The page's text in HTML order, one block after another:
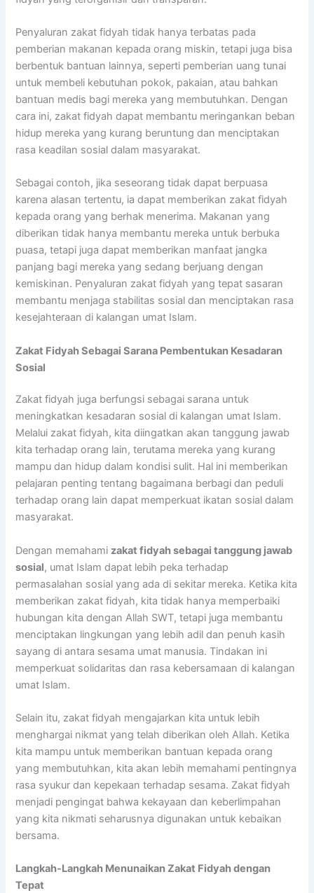
Penyaluran zakat fidyah tidak hanya terbatas pada
pemberian makanan kepada orang miskin, tetapi juga bisa
berbentuk bantuan lainnya, seperti pemberian uang tunai
untuk membeli kebutuhan pokok, pakaian, atau bahkan
bantuan medis bagi mereka yang membutuhkan. Dengan
cara ini, zakat fidyah dapat membantu meringankan beban
hidup mereka yang kurang beruntung dan menciptakan
rasa keadilan sosial dalam masyarakat.
Sebagai contoh, jika seseorang tidak dapat berpuasa
karena alasan tertentu, ia dapat memberikan zakat fidyah
kepada orang yang berhak menerima. Makanan yang
diberikan tidak hanya membantu mereka untuk berbuka
puasa, tetapi juga dapat memberikan manfaat jangka
panjang bagi mereka yang sedang berjuang dengan
kemiskinan. Penyaluran zakat fidyah yang tepat sasaran
membantu menjaga stabilitas sosial dan menciptakan rasa
kesejahteraan di kalangan umat Islam.
Zakat Fidyah Sebagai Sarana Pembentukan Kesadaran
Sosial
Zakat fidyah juga berfungsi sebagai sarana untuk
meningkatkan kesadaran sosial di kalangan umat Islam.
Melalui zakat fidyah, kita diingatkan akan tanggung jawab
kita terhadap orang lain, terutama mereka yang kurang
mampu dan hidup dalam kondisi sulit. Hal ini memberikan
pelajaran penting tentang bagaimana berbagi dan peduli
terhadap orang lain dapat memperkuat ikatan sosial dalam
masyarakat.
Dengan memahami zakat fidyah sebagai tanggung jawab
sosial, umat Islam dapat lebih peka terhadap
permasalahan sosial yang ada di sekitar mereka. Ketika kita
memberikan zakat fidyah, kita tidak hanya memperbaiki
hubungan kita dengan Allah SWT, tetapi juga membantu
menciptakan lingkungan yang lebih adil dan penuh kasih
sayang di antara sesama umat manusia. Tindakan ini
memperkuat solidaritas dan rasa kebersamaan di kalangan
umat Islam.
Selain itu, zakat fidyah mengajarkan kita untuk lebih
menghargai nikmat yang telah diberikan oleh Allah. Ketika
kita mampu untuk memberikan bantuan kepada orang
yang membutuhkan, kita akan lebih memahami pentingnya
rasa syukur dan kepekaan terhadap sesama. Zakat fidyah
menjadi pengingat bahwa kekayaan dan keberlimpahan
yang kita nikmati seharusnya digunakan untuk kebaikan
bersama.
Langkah-Langkah Menunaikan Zakat Fidyah dengan
Tepat